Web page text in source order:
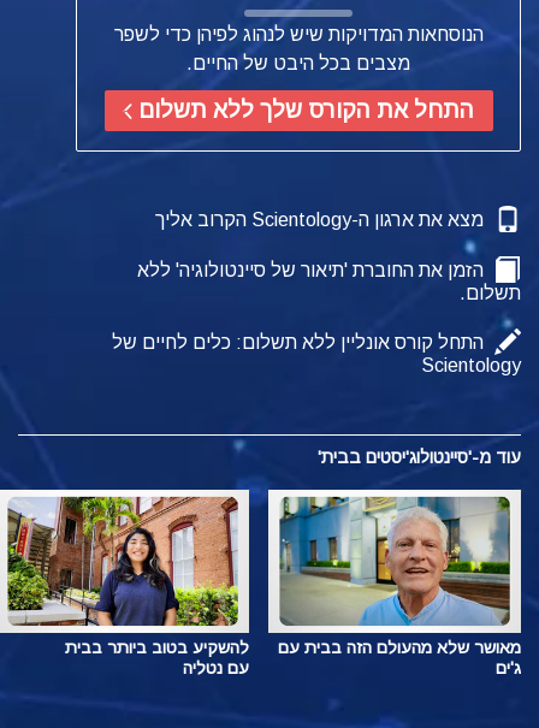
הנוסחאות המדויקות שיש לנהוג לפיהן כדי לשפר
מצבים בכל היבט של החיים.
התחל את הקורס שלך ללא תשלום
מצא את ארגון ה-Scientology הקרוב אליך
הזמן את החוברת 'תיאור של סיינטולוגיה' ללא
תשלום.
התחל קורס אונליין ללא תשלום: כלים לחיים של
Scientology
עוד מ-'סיינטולוג'יסטים בבית'
מאושר שלא מהעולם הזה בבית עם
ג'ים
להשקיע בטוב ביותר בבית
עם נטליה